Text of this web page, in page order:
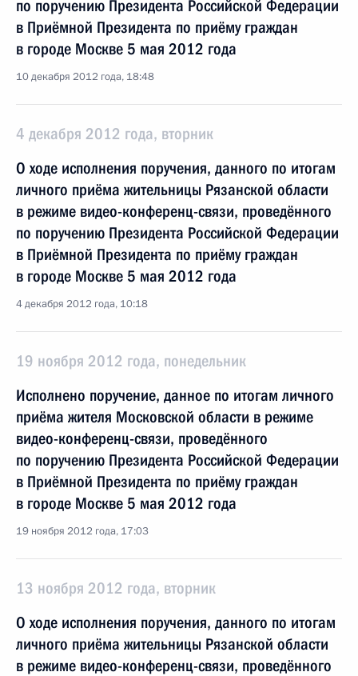
по поручению Президента Российской Федерации
в Приёмной Президента по приёму граждан
в городе Москве 5 мая 2012 года
10 декабря 2012 года, 18:48
4 декабря 2012 года, вторник
О ходе исполнения поручения, данного по итогам
личного приёма жительницы Рязанской области
в режиме видео-конференц-связи, проведённого
по поручению Президента Российской Федерации
в Приёмной Президента по приёму граждан
в городе Москве 5 мая 2012 года
4 декабря 2012 года, 10:18
19 ноября 2012 года, понедельник
Исполнено поручение, данное по итогам личного
приёма жителя Московской области в режиме
видео-конференц-связи, проведённого
по поручению Президента Российской Федерации
в Приёмной Президента по приёму граждан
в городе Москве 5 мая 2012 года
19 ноября 2012 года, 17:03
13 ноября 2012 года, вторник
О ходе исполнения поручения, данного по итогам
личного приёма жительницы Рязанской области
в режиме видео-конференц-связи, проведённого